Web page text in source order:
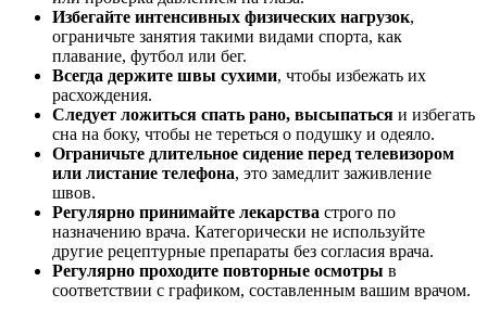
Избегайте интенсивных физических нагрузок,
ограничьте занятия такими видами спорта, как
плавание, футбол или бег.
Всегда держите швы сухими, чтобы избежать их
расхождения.
Следует ложиться спать рано, высыпаться и избегать
сна на боку, чтобы не тереться о подушку и одеяло.
Ограничьте длительное сидение перед телевизором
или листание телефона, это замедлит заживление
швов.
Регулярно принимайте лекарства строго по
назначению врача. Категорически не используйте
другие рецептурные препараты без согласия врача.
Регулярно проходите повторные осмотры в
соответствии с графиком, составленным вашим врачом.